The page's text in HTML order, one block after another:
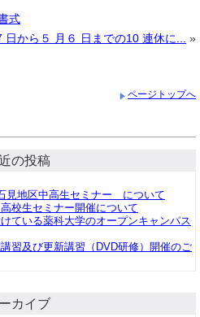
式
から５ 月６ 日までの10 連休に...
»
ページトップへ
の投稿
見地区中高生セミナー について
校生セミナー開催について
ている薬科大学のオープンキャンパス
習及び更新講習（DVD研修）開催のご
カイブ